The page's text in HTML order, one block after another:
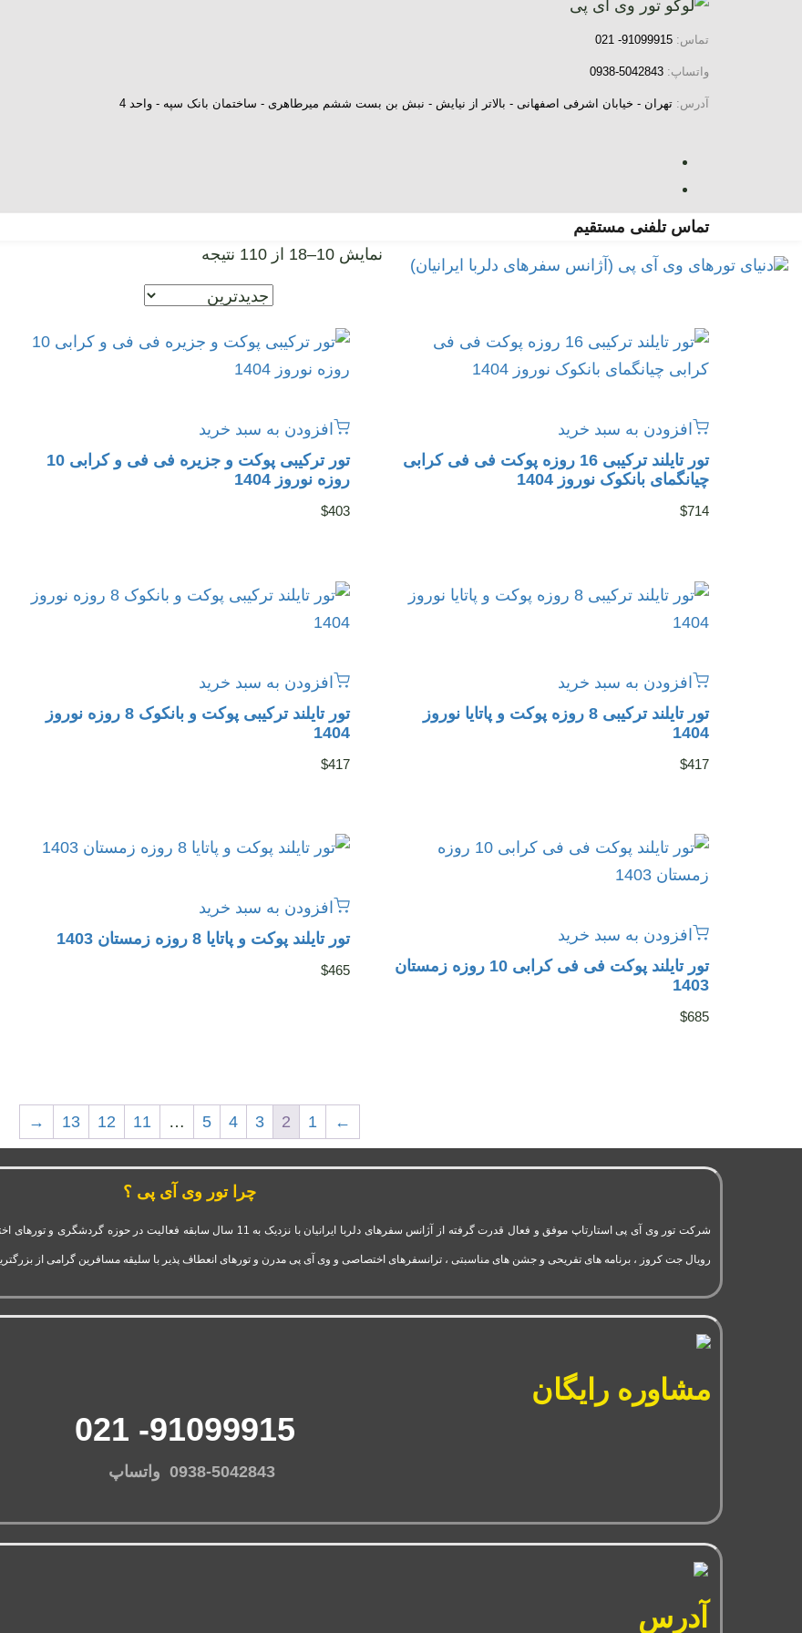
تماس: 91099915- 021
واتساپ: 5042843-0938
آدرس: تهران - خیابان اشرفی اصفهانی - بالاتر از نیایش - نبش بن بست ششم میرطاهری - ساختمان بانک سپه - واحد 4
تماس تلفنی مستقیم
نمایش 10–18 از 110 نتیجه
افزودن به سبد خرید
تور تایلند ترکیبی 16 روزه پوکت فی فی کرابی
چیانگمای بانکوک نوروز 1404
$714
افزودن به سبد خرید
تور ترکیبی پوکت و جزیره فی فی و کرابی 10
روزه نوروز 1404
$403
افزودن به سبد خرید
تور تایلند ترکیبی 8 روزه پوکت و پاتایا نوروز
1404
$417
افزودن به سبد خرید
تور تایلند ترکیبی پوکت و بانکوک 8 روزه نوروز
1404
$417
افزودن به سبد خرید
تور تایلند پوکت فی فی کرابی 10 روزه زمستان
1403
$685
افزودن به سبد خرید
تور تایلند پوکت و پاتایا 8 روزه زمستان 1403
$465
←
1
2
3
4
5
…
11
12
13
→
چرا تور وی آی پی ؟
شرکت تور وی آی پی استارتاپ موفق و فعال قدرت گرفته از آژانس سفرهای دلربا ایرانیان
رویال جت کروز ، برنامه های تفریحی و جشن های مناسبتی ، ترانسفرهای اختصاصی و وی آی پی مدرن و تورهای انعطاف پذیر با سلیقه مسافرین گرامی از
مشاوره رایگان
0938-5042843 واتساپ
آدرس